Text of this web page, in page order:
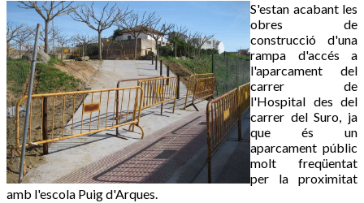
S'estan acabant les
obres de
construcció d'una
rampa d'accés a
l'aparcament del
carrer de
l'Hospital des del
carrer del Suro, ja
que és un
aparcament públic
molt freqüentat
per la proximitat
amb l'escola Puig d'Arques.